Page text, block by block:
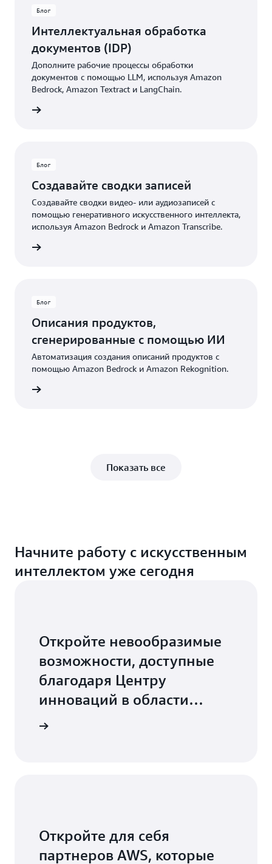
Блог
Интеллектуальная обработка
документов (IDP)
Дополните рабочие процессы обработки
документов с помощью LLM, используя Amazon
Bedrock, Amazon Textract и LangChain.
Блог
Создавайте сводки записей
Создавайте сводки видео- или аудиозаписей с
помощью генеративного искусственного интеллекта,
используя Amazon Bedrock и Amazon Transcribe.
Блог
Описания продуктов,
сгенерированные с помощью ИИ
Автоматизация создания описаний продуктов с
помощью Amazon Bedrock и Amazon Rekognition.
Показать все
Начните работу с искусственным
интеллектом уже сегодня
Откройте невообразимые
возможности, доступные
благодаря Центру
инноваций в области
генеративного
Откройте для себя
партнеров AWS, которые